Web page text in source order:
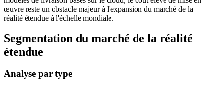
œuvre reste un obstacle majeur à l'expansion du marché de la
réalité étendue à l'échelle mondiale.
Segmentation du marché de la réalité
étendue
Analyse par type